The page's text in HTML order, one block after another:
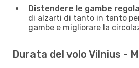
Distendere le gambe
di alzarti di tanto in tanto
gambe e migliorare la
Durata del volo Vilnius -